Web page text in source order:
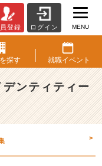
登録 ログイン MENU
探す 就職イベント
ンティティー
>